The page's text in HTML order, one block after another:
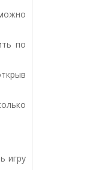
по
игру